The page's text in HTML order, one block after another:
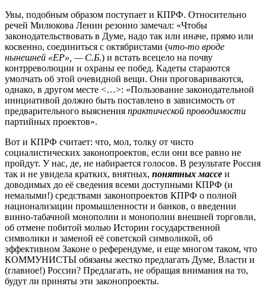
Увы, подобным образом поступает и КПРФ. Относительно
речей Милюкова Ленин резонно замечал: «Чтобы
законодательствовать в Думе, надо так или иначе, прямо или
косвенно, соединиться с октябристами (что-то вроде
нынешней «ЕР», — С.Б.) и встать всецело на почву
контрреволюции и охраны ее побед. Кадеты стараются
умолчать об этой очевидной вещи. Они проговариваются,
однако, в другом месте <…>: «Пользование законодательной
инициативой должно быть поставлено в зависимость от
предварительного выяснения практической проводимости
партийных проектов».
Вот и КПРФ считает: что, мол, толку от чисто
социалистических законопроектов, если они все равно не
пройдут. У нас, де, не набирается голосов. В результате Россия
так и не увидела кратких, внятных, понятных массе и
доводимых до её сведения всеми доступными КПРФ (и
немалыми!) средствами законопроектов КПРФ о полной
национализации промышленности и банков, о введении
винно-табачной монополии и монополии внешней торговли,
об отмене побитой молью Истории государственной
символики и заменой её советской символикой, об
эффективном Законе о референдуме, и еще многом таком, что
КОММУНИСТЫ обязаны жестко предлагать Думе, Власти и
(главное!) России? Предлагать, не обращая внимания на то,
будут ли приняты эти законопроекты.